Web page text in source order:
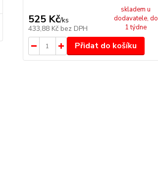
525 Kč/ks
433,88 Kč bez DPH
skladem u
dodavatele, do
1 týdne
Přidat do košíku